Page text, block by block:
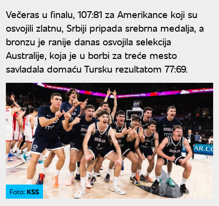
Večeras u finalu, 107:81 za Amerikance koji su
osvojili zlatnu, Srbiji pripada srebrna medalja, a
bronzu je ranije danas osvojila selekcija
Australije, koja je u borbi za treće mesto
savladala domaću Tursku rezultatom 77:69.
Foto: KSS